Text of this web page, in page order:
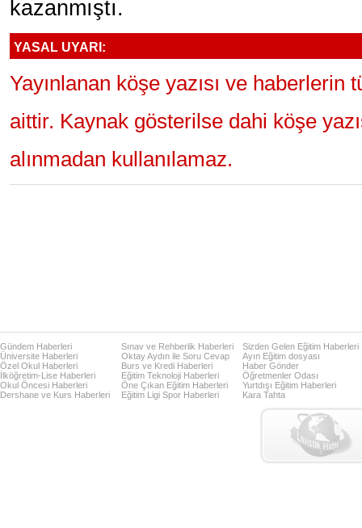
kazanmıştı.
YASAL UYARI:
Yayınlanan köşe yazısı ve haberlerin
aittir. Kaynak gösterilse dahi köşe
alınmadan kullanılamaz.
Gündem Haberleri
Üniversite Haberleri
Özel Okul Haberleri
İlköğretim-Lise Haberleri
Okul Öncesi Haberleri
Dershane ve Kurs Haberleri
Sınav ve Rehberlik Haberleri
Oktay Aydın ile Soru Cevap
Burs ve Kredi Haberleri
Eğitim Teknoloji Haberleri
Öne Çıkan Eğitim Haberleri
Eğitim Ligi Spor Haberleri
Sizden Gelen Eğitim Haberleri
Ayın Eğitim dosyası
Haber Gönder
Öğretmenler Odası
Yurtdışı Eğitim Haberleri
Kara Tahta